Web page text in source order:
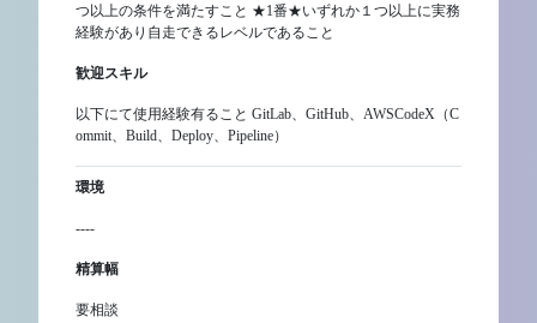
つ以上の条件を満たすこと ★1番★いずれか１つ以上に実務
経験があり自走できるレベルであること
歓迎スキル
以下にて使用経験有ること GitLab、GitHub、AWSCodeX（C
ommit、Build、Deploy、Pipeline）
環境
----
精算幅
要相談